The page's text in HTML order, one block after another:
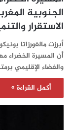
الجنوبية
الاستقرار
أبرزت مالغورزاتا
أن المسيرة الخضراء
والفضاء الإقليمي
أكمل القراءة »